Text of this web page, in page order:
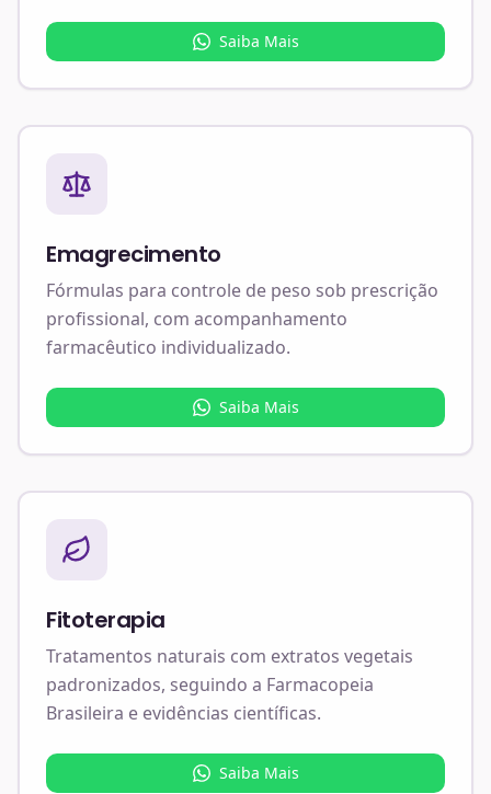
Saiba Mais
Emagrecimento
Fórmulas para controle de peso sob prescrição
profissional, com acompanhamento
farmacêutico individualizado.
Saiba Mais
Fitoterapia
Tratamentos naturais com extratos vegetais
padronizados, seguindo a Farmacopeia
Brasileira e evidências científicas.
Saiba Mais